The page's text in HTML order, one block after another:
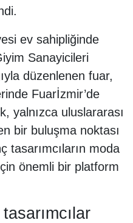
ev sahipliğinde
Sanayicileri
düzenlenen fuar,
Fuarİzmir’de
yalnızca uluslararası
bir buluşma noktası
tasarımcıların moda
önemli bir platform